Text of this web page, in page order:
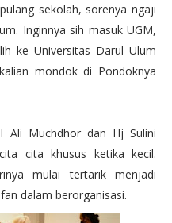
sekolah, sorenya ngaji
Inginnya sih masuk UGM,
ke Universitas Darul Ulum
mondok di Pondoknya
Ali Muchdhor dan Hj Sulini
cita khusus ketika kecil.
mulai tertarik menjadi
dalam berorganisasi.